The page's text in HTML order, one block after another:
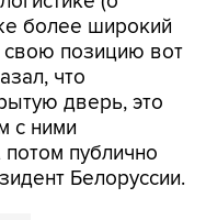
более широкий
свою позицию вот
что
дверь, это
с ними
потом публично
Белоруссии.